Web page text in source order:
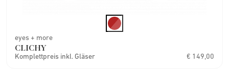
eyes + more
CLICHY
Komplettpreis inkl. Gläser € 149,00